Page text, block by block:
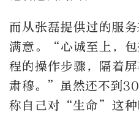
而从张磊提供过的服
满意。“心诚至上，
程的操作步骤，隔着
肃穆。”虽然还不到
称自己对“生命”这种